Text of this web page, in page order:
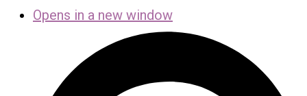
Opens in a new window